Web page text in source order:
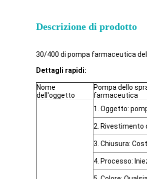
Descrizione di prodotto
30/400 di pompa farmaceutica
Dettagli rapidi:
Nome
dell'oggetto
Pompa dello
farmaceutica
1. Oggetto:
2. Rivestimento
3. Chiusura:
4. Processo: